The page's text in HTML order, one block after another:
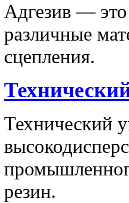
Адгезив —
различные
сцепления.
Технический
резин.